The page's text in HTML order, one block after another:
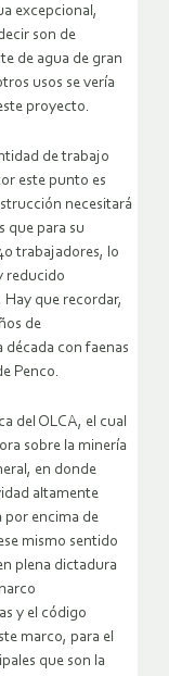
excepcional,
son de
de agua de gran
usos se vería
proyecto.
de trabajo
este punto es
necesitará
que para su
trabajadores, lo
reducido
que recordar,
de
con faenas
Penco.
del OLCA, el cual
sobre la minería
en donde
altamente
por encima de
mismo sentido
plena dictadura
y el código
marco, para el
que son la